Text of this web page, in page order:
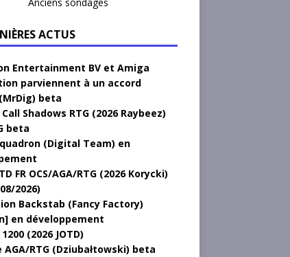
Anciens sondages
ACTUS
Entertainment BV et Amiga
parviennent à un accord
beta
Shadows RTG (2026 Raybeez)
beta
(Digital Team) en
FR OCS/AGA/RTG (2026 Korycki)
2026)
Backstab (Fancy Factory)
en développement
(2026 JOTD)
AGA/RTG (Dziubałtowski) beta